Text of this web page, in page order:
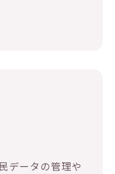
データの管理や